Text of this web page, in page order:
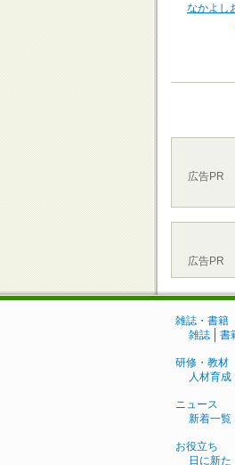
なかよし
広告PR
広告PR
雑誌・書籍
雑誌
書
研修・教材
人材育成
ニュース
新着一覧
お役立ち
日に新た